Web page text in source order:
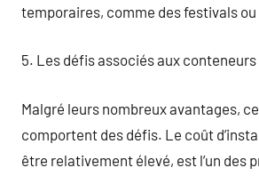
temporaires, comme des festivals
5. Les défis associés aux
Malgré leurs nombreux avantages,
comportent des défis. Le coût
être relativement élevé, est l’un des